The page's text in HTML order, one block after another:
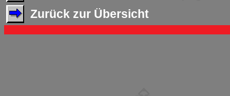
Zurück zur Übersicht